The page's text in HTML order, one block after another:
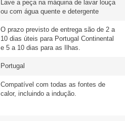
Lave a peça na máquina de lavar louça
ou com água quente e detergente
O prazo previsto de entrega são de 2 a
10 dias úteis para Portugal Continental
e 5 a 10 dias para as Ilhas.
Portugal
Compatível com todas as fontes de
calor, incluindo a indução.